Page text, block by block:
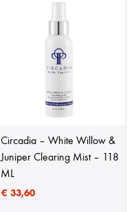
Circadia – White Willow &
Juniper Clearing Mist – 118
ML
€ 33,60